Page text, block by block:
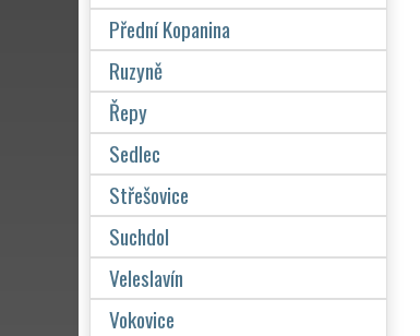
Přední Kopanina
Ruzyně
Řepy
Sedlec
Střešovice
Suchdol
Veleslavín
Vokovice